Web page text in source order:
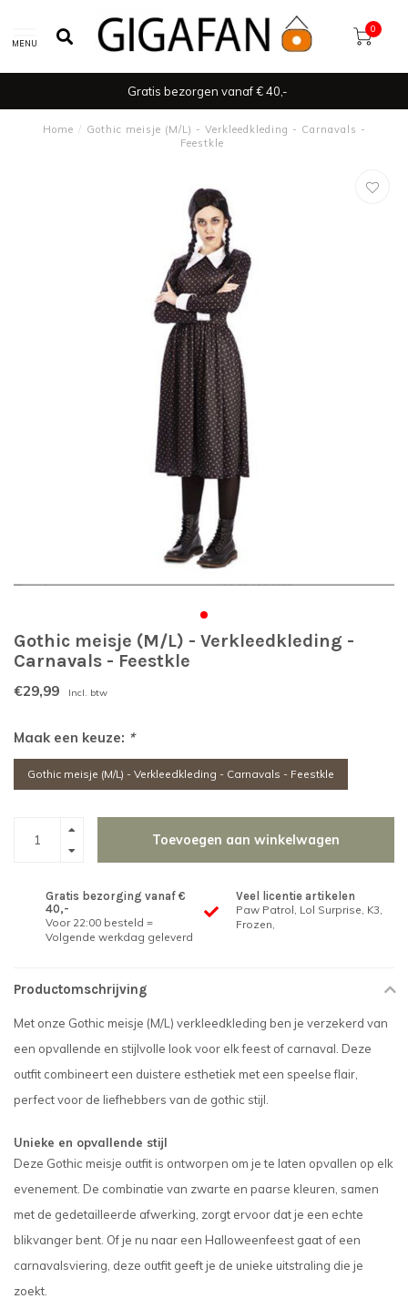
MENU
0
Gratis bezorgen vanaf € 40,-
Home / Gothic meisje (M/L) - Verkleedkleding - Carnavals -
Feestkle
Gothic meisje (M/L) - Verkleedkleding -
Carnavals - Feestkle
€29,99 Incl. btw
Maak een keuze: *
Gothic meisje (M/L) - Verkleedkleding - Carnavals - Feestkle
Toevoegen aan winkelwagen
Gratis bezorging vanaf €
40,-
Voor 22:00 besteld =
Volgende werkdag geleverd
Veel licentie artikelen
Paw Patrol, Lol Surprise, K3,
Frozen,
Productomschrijving
Met onze Gothic meisje (M/L) verkleedkleding ben je verzekerd van
een opvallende en stijlvolle look voor elk feest of carnaval. Deze
outfit combineert een duistere esthetiek met een speelse flair,
perfect voor de liefhebbers van de gothic stijl.
Unieke en opvallende stijl
Deze Gothic meisje outfit is ontworpen om je te laten opvallen op elk
evenement. De combinatie van zwarte en paarse kleuren, samen
met de gedetailleerde afwerking, zorgt ervoor dat je een echte
blikvanger bent. Of je nu naar een Halloweenfeest gaat of een
carnavalsviering, deze outfit geeft je de unieke uitstraling die je
zoekt.